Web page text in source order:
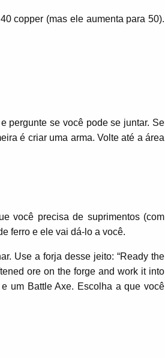
copper (mas ele aumenta para 50).
pergunte se você pode se juntar. Se
é criar uma arma. Volte até a área
você precisa de suprimentos (com
ferro e ele vai dá-lo a você.
Use a forja desse jeito: “Ready the
ore on the forge and work it into
um Battle Axe. Escolha a que você